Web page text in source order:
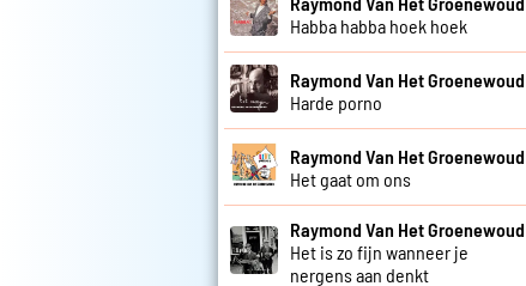
Habba habba hoek hoek
Raymond Van Het Groenewoud
Harde porno
Raymond Van Het Groenewoud
Het gaat om ons
Raymond Van Het Groenewoud
Het is zo fijn wanneer je
nergens aan denkt